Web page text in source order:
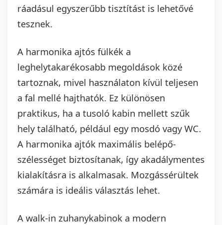
ráadásul egyszerűbb tisztítást is lehetővé
tesznek.
A harmonika ajtós fülkék a
leghelytakarékosabb megoldások közé
tartoznak, mivel használaton kívül teljesen
a fal mellé hajthatók. Ez különösen
praktikus, ha a tusoló kabin mellett szűk
hely található, például egy mosdó vagy WC.
A harmonika ajtók maximális belépő-
szélességet biztosítanak, így akadálymentes
kialakításra is alkalmasak. Mozgássérültek
számára is ideális választás lehet.
A walk-in zuhanykabinok a modern